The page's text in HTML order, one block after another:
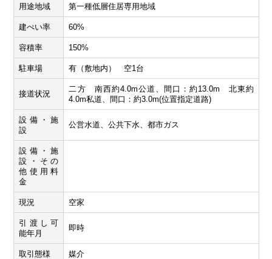
用途地域 第一種低層住居専用地域
建ぺい率 60%
容積率 150%
駐車場 有（敷地内） 空1台
接道状況
二方 南西約4.0m公道、間口：約13.0m 北東約
4.0m私道、間口：約3.0m(位置指定道路)
設備・施
設
公営水道、公共下水、都市ガス
設備・施
設・その
他使用料
金
現況 空家
引渡し可
能年月
即時
取引態様 媒介